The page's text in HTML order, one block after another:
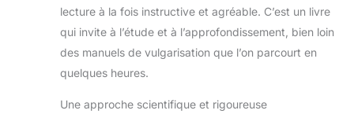
lecture à la fois instructive et agréable. C’est un livre
qui invite à l’étude et à l’approfondissement, bien loin
des manuels de vulgarisation que l’on parcourt en
quelques heures.
Une approche scientifique et rigoureuse